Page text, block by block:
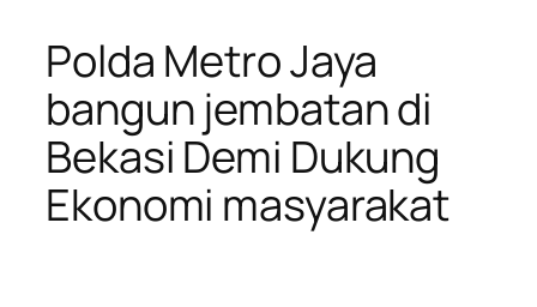
Polda Metro Jaya
bangun jembatan di
Bekasi Demi Dukung
Ekonomi masyarakat